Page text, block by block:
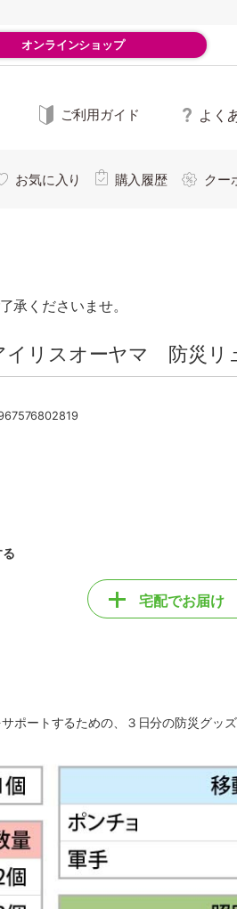
オンラインショップ
ご利用ガイド よく
お気に入り 購入履歴 クー
承くださいませ。
イリスオーヤマ 防災
宅配でお届け
ートするための、３日分の防災グッ